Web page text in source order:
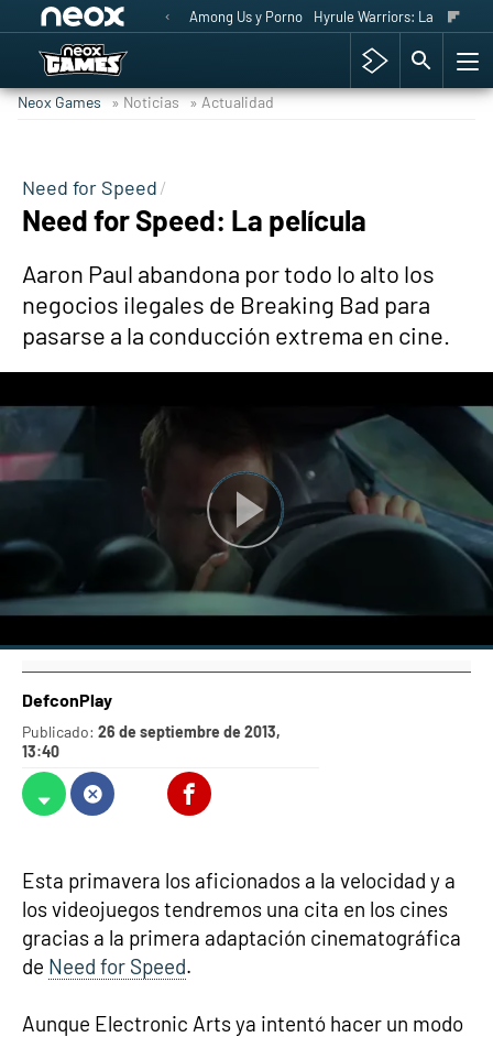
Among Us y Porno Hyrule Warriors: La Era del
Neox Games » Noticias » Actualidad
Need for Speed
Need for Speed: La película
Aaron Paul abandona por todo lo alto los
negocios ilegales de Breaking Bad para
pasarse a la conducción extrema en cine.
-
DefconPlay
Publicado: 26 de septiembre de 2013,
13:40
WhatsappFacebook Flipboard
Esta primavera los aficionados a la velocidad y a
los videojuegos tendremos una cita en los cines
gracias a la primera adaptación cinematográfica
de Need for Speed.
Aunque Electronic Arts ya intentó hacer un modo